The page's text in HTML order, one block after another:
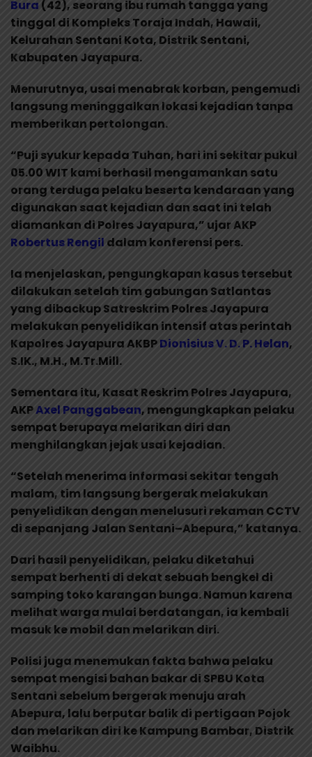
Bura (42), seorang ibu rumah tangga yang
tinggal di Kompleks Toraja Indah, Hawaii,
Kelurahan Sentani Kota, Distrik Sentani,
Kabupaten Jayapura.
Menurutnya, usai menabrak korban, pengemudi
langsung meninggalkan lokasi kejadian tanpa
memberikan pertolongan.
“Puji syukur kepada Tuhan, hari ini sekitar pukul
05.00 WIT kami berhasil mengamankan satu
orang terduga pelaku beserta kendaraan yang
digunakan saat kejadian dan saat ini telah
diamankan di Polres Jayapura,” ujar AKP
Robertus Rengil dalam konferensi pers.
Ia menjelaskan, pengungkapan kasus tersebut
dilakukan setelah tim gabungan Satlantas
yang dibackup Satreskrim Polres Jayapura
melakukan penyelidikan intensif atas perintah
Kapolres Jayapura AKBPDionisius V. D. P. Helan,
S.IK., M.H., M.Tr.Mill.
Sementara itu, Kasat Reskrim Polres Jayapura,
AKPAxel Panggabean, mengungkapkan pelaku
sempat berupaya melarikan diri dan
menghilangkan jejak usai kejadian.
“Setelah menerima informasi sekitar tengah
malam, tim langsung bergerak melakukan
penyelidikan dengan menelusuri rekaman CCTV
di sepanjang Jalan Sentani–Abepura,” katanya.
Dari hasil penyelidikan, pelaku diketahui
sempat berhenti di dekat sebuah bengkel di
samping toko karangan bunga. Namun karena
melihat warga mulai berdatangan, ia kembali
masuk ke mobil dan melarikan diri.
Polisi juga menemukan fakta bahwa pelaku
sempat mengisi bahan bakar di SPBU Kota
Sentani sebelum bergerak menuju arah
Abepura, lalu berputar balik di pertigaan Pojok
dan melarikan diri ke Kampung Bambar, Distrik
Waibhu.